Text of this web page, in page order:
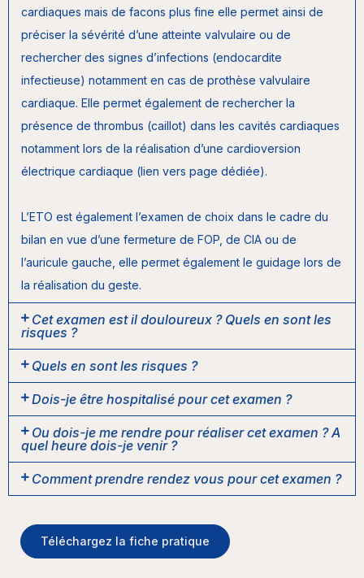
cardiaques mais de facons plus fine elle permet ainsi de
préciser la sévérité d’une atteinte valvulaire ou de
rechercher des signes d’infections (endocardite
infectieuse) notamment en cas de prothèse valvulaire
cardiaque. Elle permet également de rechercher la
présence de thrombus (caillot) dans les cavités cardiaques
notamment lors de la réalisation d’une cardioversion
électrique cardiaque (lien vers page dédiée).
L’ETO est également l’examen de choix dans le cadre du
bilan en vue d’une fermeture de FOP, de CIA ou de
l’auricule gauche, elle permet également le guidage lors de
la réalisation du geste.
Cet examen est il douloureux ? Quels en sont les
risques ?
Quels en sont les risques ?
Dois-je être hospitalisé pour cet examen ?
Ou dois-je me rendre pour réaliser cet examen ? A
quel heure dois-je venir ?
Comment prendre rendez vous pour cet examen ?
Téléchargez la fiche pratique